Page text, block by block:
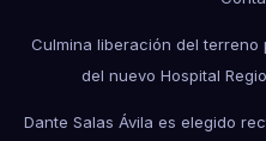
Culmina liberación del
del nuevo Hospital
Dante Salas Ávila es elegido